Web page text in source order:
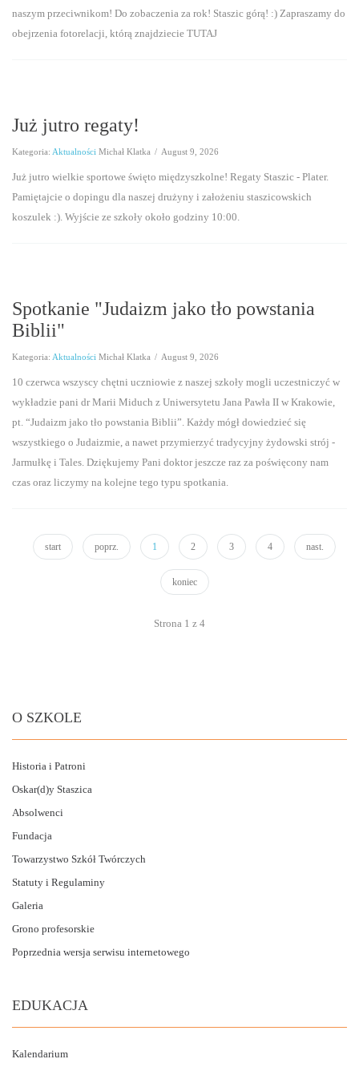
2009/2010
KONTAKT
naszym przeciwnikom! Do zobaczenia za rok! Staszic górą! :) Zapraszamy do
obejrzenia fotorelacji, którą znajdziecie TUTAJ
Już jutro regaty!
Kategoria: Aktualności Michał Klatka / August 9, 2026
Już jutro wielkie sportowe święto międzyszkolne! Regaty Staszic - Plater.
Pamiętajcie o dopingu dla naszej drużyny i założeniu staszicowskich
koszulek :). Wyjście ze szkoły około godziny 10:00.
Spotkanie "Judaizm jako tło powstania
Biblii"
Kategoria: Aktualności Michał Klatka / August 9, 2026
10 czerwca wszyscy chętni uczniowie z naszej szkoły mogli uczestniczyć w
wykładzie pani dr Marii Miduch z Uniwersytetu Jana Pawła II w Krakowie,
pt. “Judaizm jako tło powstania Biblii”. Każdy mógł dowiedzieć się
wszystkiego o Judaizmie, a nawet przymierzyć tradycyjny żydowski strój -
Jarmułkę i Tales. Dziękujemy Pani doktor jeszcze raz za poświęcony nam
czas oraz liczymy na kolejne tego typu spotkania.
start poprz. 1 2 3 4 nast.
koniec
Strona 1 z 4
O SZKOLE
Historia i Patroni
Oskar(d)y Staszica
Absolwenci
Fundacja
Towarzystwo Szkół Twórczych
Statuty i Regulaminy
Galeria
Grono profesorskie
Poprzednia wersja serwisu internetowego
EDUKACJA
Kalendarium